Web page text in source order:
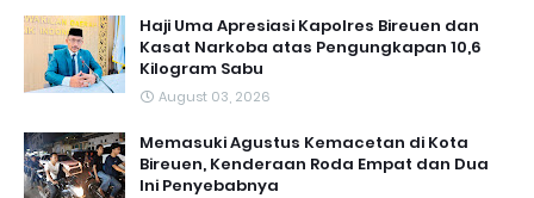
Haji Uma Apresiasi Kapolres Bireuen dan
Kasat Narkoba atas Pengungkapan 10,6
Kilogram Sabu
August 03, 2026
Memasuki Agustus Kemacetan di Kota
Bireuen, Kenderaan Roda Empat dan Dua
Ini Penyebabnya